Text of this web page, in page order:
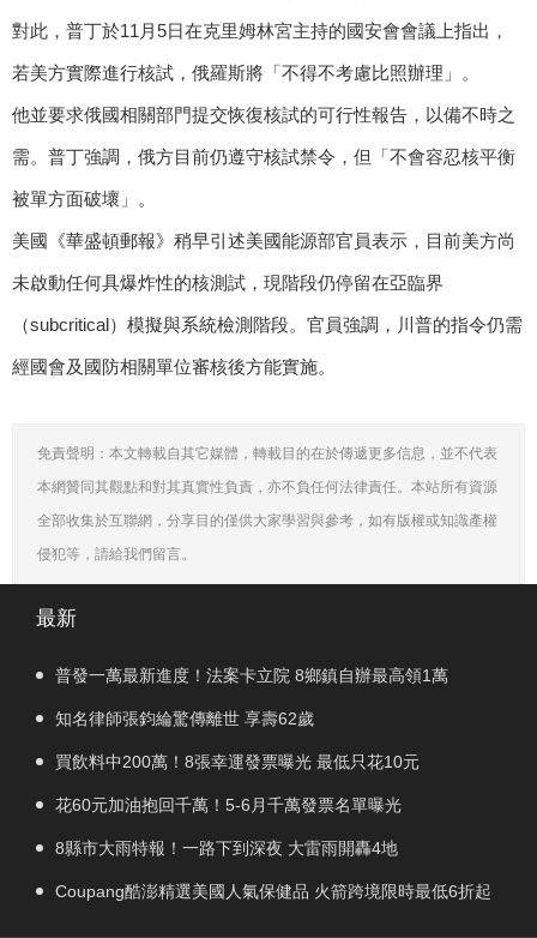
對此，普丁於11月5日在克里姆林宮主持的國安會會議上指出，
若美方實際進行核試，俄羅斯將「不得不考慮比照辦理」。
他並要求俄國相關部門提交恢復核試的可行性報告，以備不時之
需。普丁強調，俄方目前仍遵守核試禁令，但「不會容忍核平衡
被單方面破壞」。
美國《華盛頓郵報》稍早引述美國能源部官員表示，目前美方尚
未啟動任何具爆炸性的核測試，現階段仍停留在亞臨界
（subcritical）模擬與系統檢測階段。官員強調，川普的指令仍需
經國會及國防相關單位審核後方能實施。
免責聲明：本文轉載自其它媒體，轉載目的在於傳遞更多信息，並不代表
本網贊同其觀點和對其真實性負責，亦不負任何法律責任。本站所有資源
全部收集於互聯網，分享目的僅供大家學習與參考，如有版權或知識產權
侵犯等，請給我們留言。
最新
普發一萬最新進度！法案卡立院 8鄉鎮自辦最高領1萬
知名律師張鈞綸驚傳離世 享壽62歲
買飲料中200萬！8張幸運發票曝光 最低只花10元
花60元加油抱回千萬！5-6月千萬發票名單曝光
8縣市大雨特報！一路下到深夜 大雷雨開轟4地
Coupang酷澎精選美國人氣保健品 火箭跨境限時最低6折起